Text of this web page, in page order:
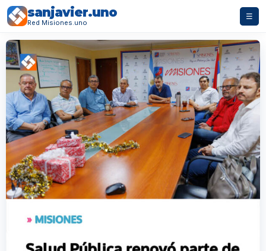
sanjavier.uno
Red Misiones.uno
☰